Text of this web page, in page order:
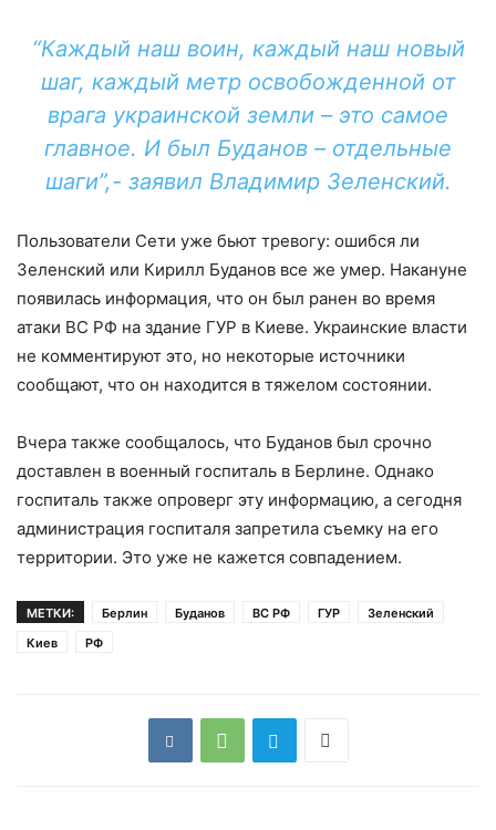
“Каждый наш воин, каждый наш новый
шаг, каждый метр освобожденной от
врага украинской земли – это самое
главное. И был Буданов – отдельные
шаги”,- заявил Владимир Зеленский.
Пользователи Сети уже бьют тревогу: ошибся ли
Зеленский или Кирилл Буданов все же умер. Накануне
появилась информация, что он был ранен во время
атаки ВС РФ на здание ГУР в Киеве. Украинские власти
не комментируют это, но некоторые источники
сообщают, что он находится в тяжелом состоянии.
Вчера также сообщалось, что Буданов был срочно
доставлен в военный госпиталь в Берлине. Однако
госпиталь также опроверг эту информацию, а сегодня
администрация госпиталя запретила съемку на его
территории. Это уже не кажется совпадением.
МЕТКИ: Берлин Буданов ВС РФ ГУР
Зеленский
Киев
РФ